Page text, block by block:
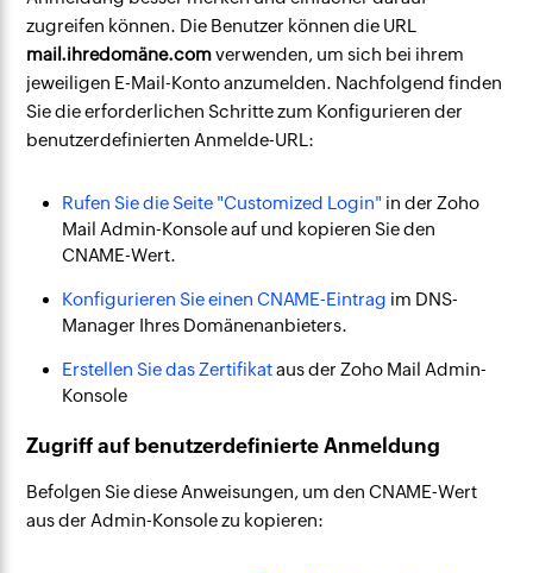
zugreifen können. Die Benutzer können die URL
mail.ihredomäne.comverwenden, um sich bei ihrem
jeweiligen E-Mail-Konto anzumelden. Nachfolgend finden
Sie die erforderlichen Schritte zum Konfigurieren der
benutzerdefinierten Anmelde-URL:
Rufen Sie die Seite "Customized Login" in der Zoho
Mail Admin-Konsole auf und kopieren Sie den
CNAME-Wert.
Konfigurieren Sie einen CNAME-Eintrag im DNS-
Manager Ihres Domänenanbieters.
Erstellen Sie das Zertifikataus der Zoho Mail Admin-
Konsole
Zugriff auf benutzerdefinierte Anmeldung
Befolgen Sie diese Anweisungen, um den CNAME-Wert
aus der Admin-Konsole zu kopieren: